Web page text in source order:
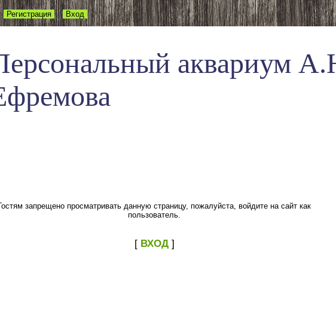
аквариум
Регистрация Вход
запрещено просматривать данную страницу, пожалуйста, войдите на сайт как
пользователь.
[ ВХОД]